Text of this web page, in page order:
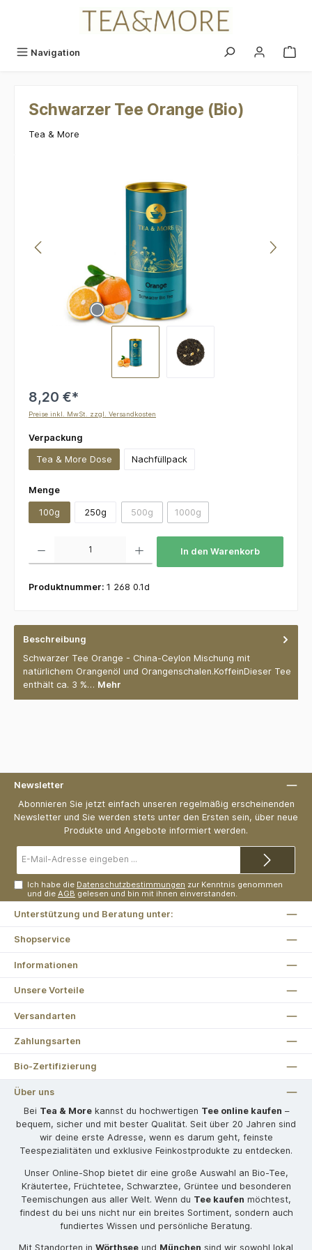
Navigation
Schwarzer Tee Orange (Bio)
Tea & More
8,20 €*
Preise inkl. MwSt. zzgl. Versandkosten
Verpackung
Tea & More Dose Nachfüllpack
Mengeauswählen
100g 250g 500g(Diese Option ist zurzeit nicht verfügbar.)
1000g(Diese Option ist zurzeit nicht
In den Warenkorb
Produktnummer: 1 268 0.1d
Beschreibung
Schwarzer Tee Orange - China-Ceylon Mischung mit
natürlichem Orangenöl und Orangenschalen.KoffeinDieser Tee
enthält ca. 3 %… Mehr
Newsletter
Abonnieren Sie jetzt einfach unseren regelmäßig erscheinenden
Newsletter und Sie werden stets unter den Ersten sein, über neue
Produkte und Angebote informiert werden.
Mail-
Ich habe die Datenschutzbestimmungen zur Kenntnis genommen
und dieAGB gelesen und bin mit ihnen einverstanden.
Unterstützung und Beratung unter:
Shopservice
Informationen
Unsere Vorteile
Versandarten
Zahlungsarten
Bio-Zertifizierung
Über uns
Bei Tea & Morekannst du hochwertigen Tee online kaufen –
bequem, sicher und mit bester Qualität. Seit über 20 Jahren sind
wir deine erste Adresse, wenn es darum geht, feinste
Teespezialitäten und exklusive Feinkostprodukte zu entdecken.
Unser Online-Shop bietet dir eine große Auswahl an Bio-Tee,
Kräutertee, Früchtetee, Schwarztee, Grüntee und besonderen
Teemischungen aus aller Welt. Wenn du Tee kaufen möchtest,
findest du bei uns nicht nur ein breites Sortiment, sondern auch
fundiertes Wissen und persönliche Beratung.
Mit Standorten in Wörthsee und München sind wir sowohl lokal